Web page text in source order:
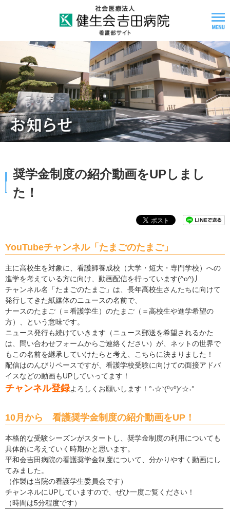
奨学金制度の紹介動画をUPしまし
た！
YouTubeチャンネル「たまごのたまご」
主に高校生を対象に、看護師養成校（大学・短大・専門学校）への
進学を考えている方に向け、動画配信を行っています(^o^)丿
チャンネル名「たまごのたまご」は、長年高校生さんたちに向けて
発行してきた紙媒体のニュースの名前で、
ナースのたまご（＝看護学生）のたまご（＝高校生や進学希望の
方）、という意味です。
ニュース発行も続けていきます（ニュース郵送を希望されるかた
は、問い合わせフォームからご連絡ください）が、ネットの世界で
もこの名前を継承していけたらと考え、こちらに決まりました！
配信はのんびりペースですが、看護学校受験に向けての面接アドバ
イスなどの動画もUPしていってます！
チャンネル登録よろしくお願いします！°˖☆◝(⁰▿⁰)◜☆˖°
10月から 看護奨学金制度の紹介動画をUP！
本格的な受験シーズンがスタートし、奨学金制度の利用についても
具体的に考えていく時期かと思います。
平和会吉田病院の看護奨学金制度について、分かりやすく動画にし
てみました。
（作製は当院の看護学生委員会です）
チャンネルにUPしていますので、ぜひ一度ご覧ください！
（時間は5分程度です）